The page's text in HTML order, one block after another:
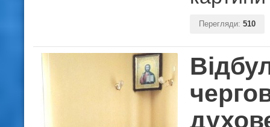
Перегляди: 510